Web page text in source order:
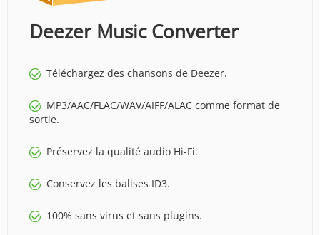
Deezer Music Converter
Téléchargez des chansons de Deezer.
MP3/AAC/FLAC/WAV/AIFF/ALAC comme format de
sortie.
Préservez la qualité audio Hi-Fi.
Conservez les balises ID3.
100% sans virus et sans plugins.